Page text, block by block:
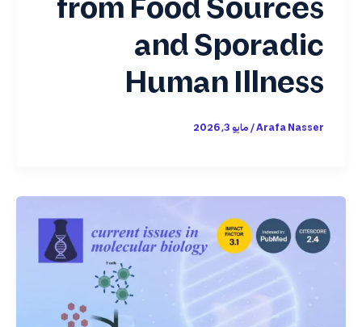
and Sporadic
Human Illness
Arafa Nasser
/ مايو 3, 2026